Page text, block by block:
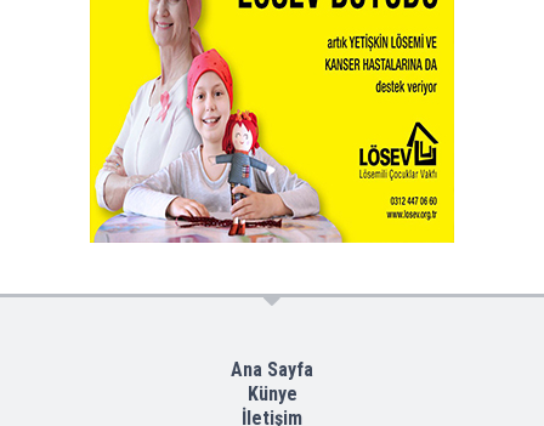
Ana Sayfa
Künye
İletişim